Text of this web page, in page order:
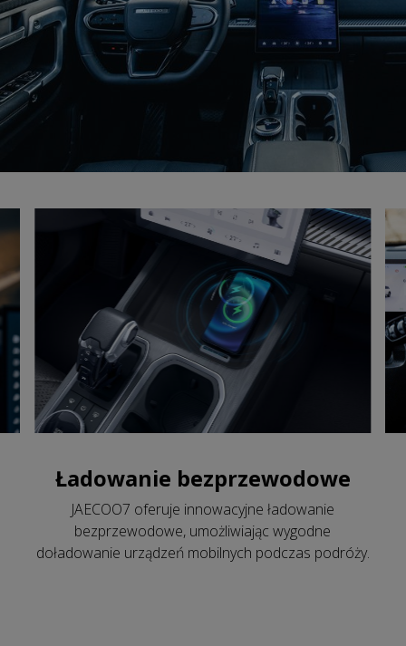
Ładowanie bezprzewodowe
JAECOO7 oferuje innowacyjne ładowanie
bezprzewodowe, umożliwiając wygodne
doładowanie urządzeń mobilnych podczas podróży.